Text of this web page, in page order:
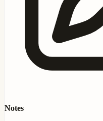
Notes